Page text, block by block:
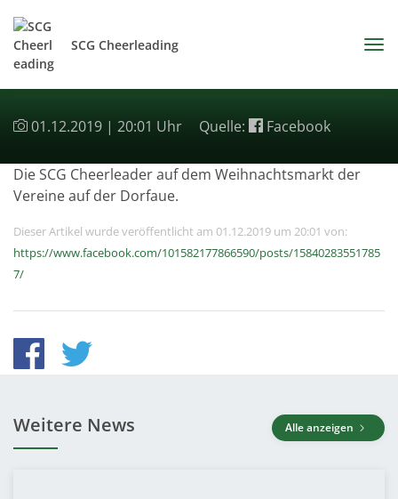
SCG Cheerleading
01.12.2019 | 20:01 Uhr Quelle: Facebook
Die SCG Cheerleader auf dem Weihnachtsmarkt der
Vereine auf der Dorfaue.
Dieser Artikel wurde veröffentlicht am 01.12.2019 um 20:01 von:
https://www.facebook.com/101582177866590/posts/15840283551785
7/
Weitere News Alle anzeigen